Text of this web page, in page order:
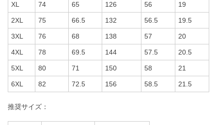
XL 74 65 126 56 19
2XL 75 66.5 132 56.5 19.5
3XL 76 68 138 57 20
4XL 78 69.5 144 57.5 20.5
5XL 80 71 150 58 21
6XL 82 72.5 156 58.5 21.5
推奨サイズ：